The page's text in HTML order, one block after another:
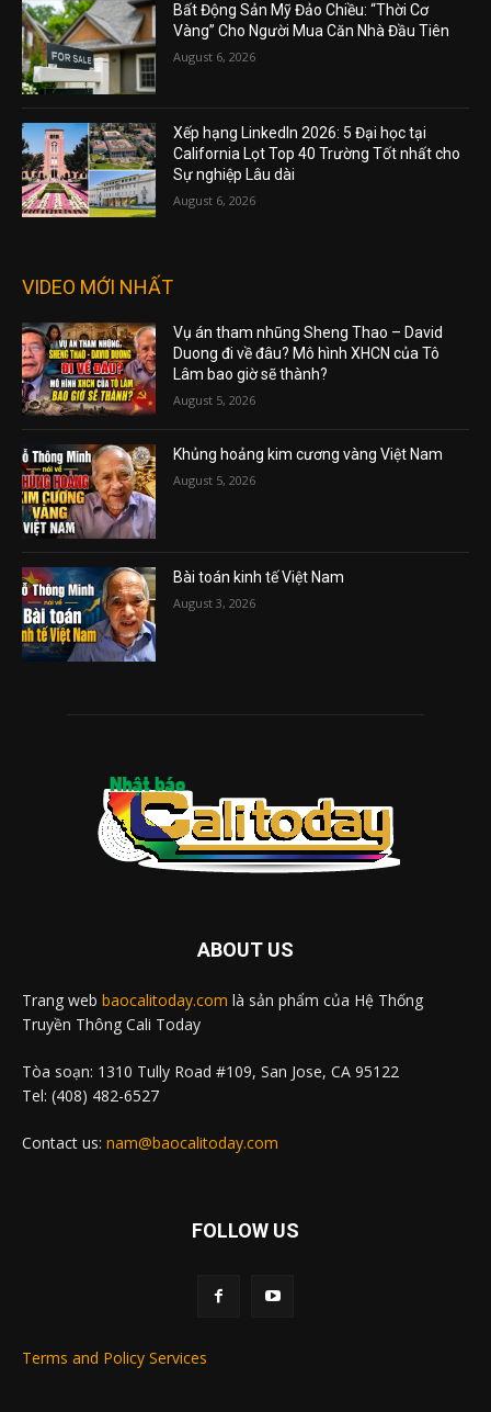
Bất Động Sản Mỹ Đảo Chiều: “Thời Cơ
Vàng” Cho Người Mua Căn Nhà Đầu Tiên
August 6, 2026
Xếp hạng LinkedIn 2026: 5 Đại học tại
California Lọt Top 40 Trường Tốt nhất cho
Sự nghiệp Lâu dài
August 6, 2026
VIDEO MỚI NHẤT
Vụ án tham nhũng Sheng Thao – David
Duong đi về đâu? Mô hình XHCN của Tô
Lâm bao giờ sẽ thành?
August 5, 2026
Khủng hoảng kim cương vàng Việt Nam
August 5, 2026
Bài toán kinh tế Việt Nam
August 3, 2026
ABOUT US
Trang web baocalitoday.com là sản phẩm của Hệ Thống
Truyền Thông Cali Today
Tòa soạn: 1310 Tully Road #109, San Jose, CA 95122
Tel: (408) 482-6527
Contact us: nam@baocalitoday.com
FOLLOW US
Terms and Policy Services